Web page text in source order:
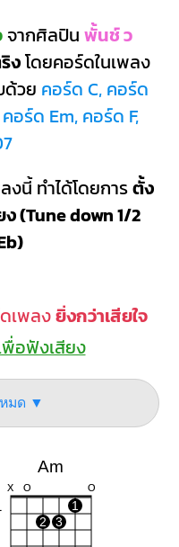
จากศิลปิน พั้นช์ ว
งโดยคอร์ดในเพลง
ด้วย คอร์ด C, คอร์ด
อร์ด Em, คอร์ด F,
งนี้ ทำได้โดยการตั้ง
(Tune down 1/2
เพลงยิ่งกว่าเสียใจ
อฟังเสียง
มด ▼
Am
X O O
1
2
3